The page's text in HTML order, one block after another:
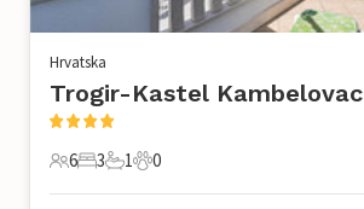
Hrvatska
Trogir-Kastel Kambelovac
6 Gosti
6
3 Spavaće sobe
3
1 Kupaonica
1
0 Kućni ljubimac
0